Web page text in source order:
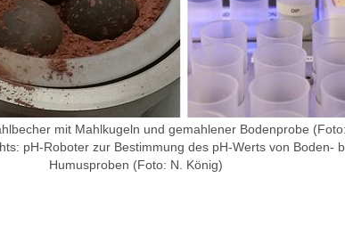
mit Mahlkugeln und gemahlener Bodenprobe
pH-Roboter zur Bestimmung des pH-Werts von Boden-
Humusproben (Foto: N. König)